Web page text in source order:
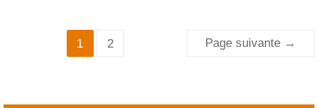
1 2 Page suivante →